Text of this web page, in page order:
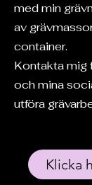
med min
av
container.
Kontakta mig
och mina
utföra
Klicka